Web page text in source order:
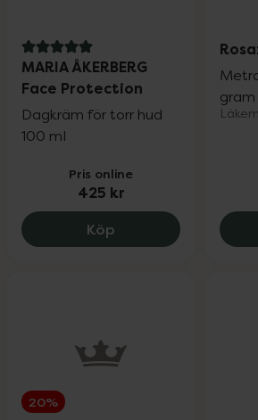
5 av 5 i omdöme
MARIA ÅKERBERG
Face Protection
Dagkräm för torr hud
100 ml
Pris online
425 kr
Köp MARIA
gram
20%